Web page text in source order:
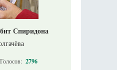
Спиридона
Голосов: 2796